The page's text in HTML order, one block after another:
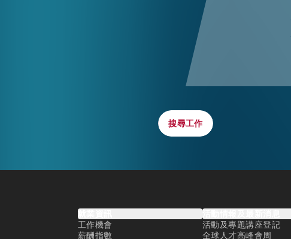
搜尋工作
搜尋工作
就業資訊
工作機會
薪酬指數
活動情報及最新消息
活動及專題講座登記
全球人才高峰會周